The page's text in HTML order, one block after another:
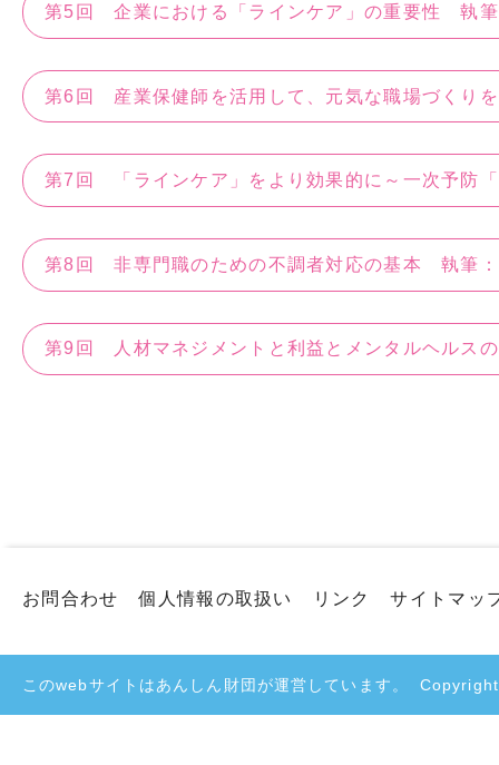
第5回 企業における「ラインケア」の重要性 執
第6回 産業保健師を活用して、元気な職場づく
第7回 「ラインケア」をより効果的に～一次予
第8回 非専門職のための不調者対応の基本 執
第9回 人材マネジメントと利益とメンタルヘル
お問合わせ 個人情報の取扱い リンク サイトマッ
このwebサイトはあんしん財団が運営しています。